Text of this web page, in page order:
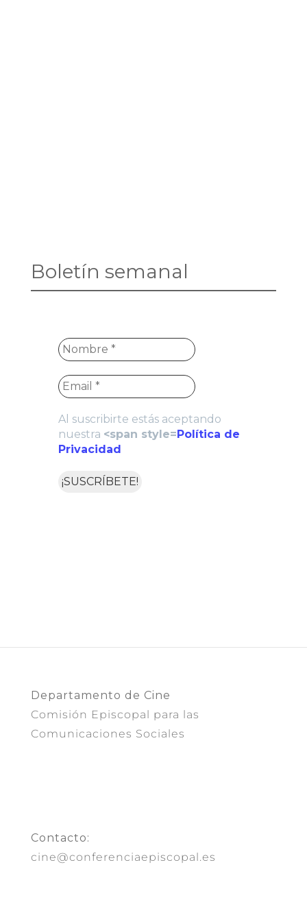
Boletín semanal
Al suscribirte estás aceptando
nuestra <span style=Política de
Privacidad
Departamento de Cine
Comisión Episcopal para las
Comunicaciones Sociales
Contacto:
cine@conferenciaepiscopal.es